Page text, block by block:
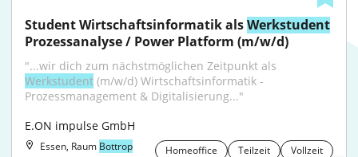
Student Wirtschaftsinformatik als Werkstudent
Prozessanalyse / Power Platform (m/w/d)
Werkstudent (m/w/d) Wirtschaftsinformatik -
Prozessmanagement & Digitalisierung..."
E.ON impulse GmbH
Essen, Raum Bottrop Homeoffice Teilzeit Vollzeit